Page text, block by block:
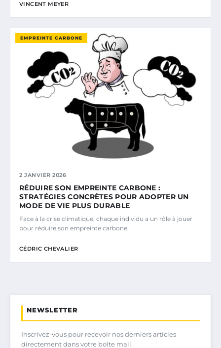
VINCENT MEYER
EMPREINTE CARBONE
2 JANVIER 2026
RÉDUIRE SON EMPREINTE CARBONE :
STRATÉGIES CONCRÈTES POUR ADOPTER UN
MODE DE VIE PLUS DURABLE
Face à la crise climatique, chaque individu a un rôle à jouer
pour réduire son empreinte carbone.
CÉDRIC CHEVALIER
NEWSLETTER
Inscrivez-vous pour recevoir nos derniers articles
directement dans votre boîte mail.